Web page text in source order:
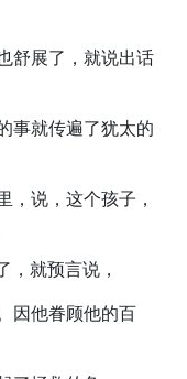
舒展了，就说出话
事就传遍了犹太的
，说，这个孩子，
，就预言说，
因他眷顾他的百